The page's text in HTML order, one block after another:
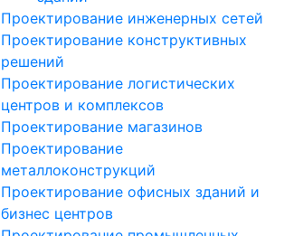
Проектирование инженерных сетей
Проектирование конструктивных
решений
Проектирование логистических
центров и комплексов
Проектирование магазинов
Проектирование
металлоконструкций
Проектирование офисных зданий и
бизнес центров